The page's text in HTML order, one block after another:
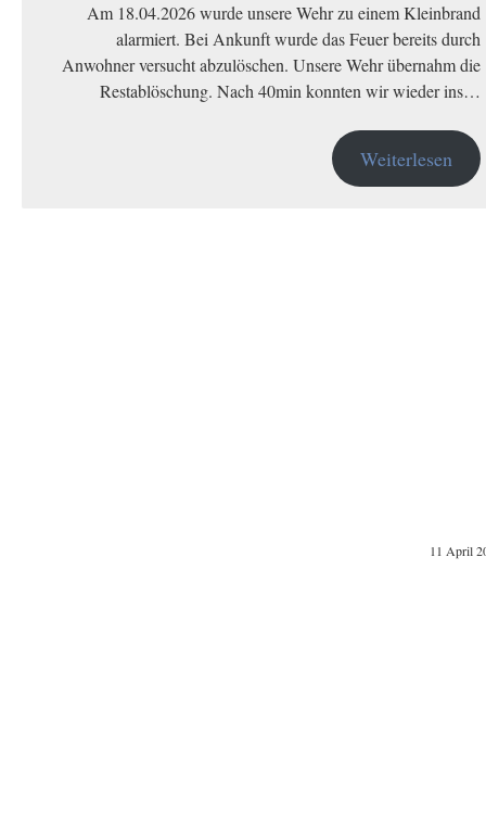
Am 18.04.2026 wurde unsere Wehr zu einem Kleinbrand
alarmiert. Bei Ankunft wurde das Feuer bereits durch
Anwohner versucht abzulöschen. Unsere Wehr übernahm die
Restablöschung. Nach 40min konnten wir wieder ins…
Weiterlesen
11 April